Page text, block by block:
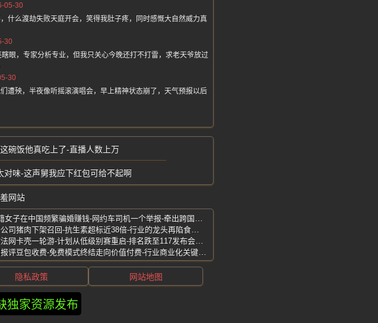
05-30
什么渡劫失败天庭开会，笑得我肚子疼，同时感慨大自然威力真
30
眼，专家分析专业，但我只关心今晚还打不打雷，求老天爷放过
30
遭殃，半夜像听摇滚演唱会，早上精神状态崩了，天气预报以后
碗饭他真吃上了-直播人数上万
味-这声舅我应下红包可给不起啊
网站
独家资源发布
隐私政策 网站地图
保留所有权利